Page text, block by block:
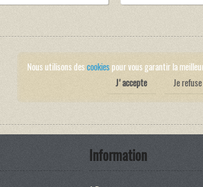
Nous utilisons des cookiespour vous garantir la
J'accepte
Je refuse
Information